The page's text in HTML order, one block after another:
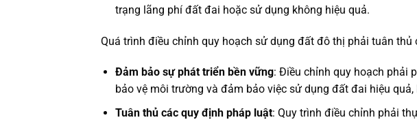
trạng lãng phí đất đai hoặc sử dụng không hiệu quả.
Quá trình điều chỉnh quy hoạch sử dụng đất đô thị phải tuân thủ
Đảm bảo sự phát triển bền vững: Điều chỉnh quy hoạch phải
bảo vệ môi trường và đảm bảo việc sử dụng đất đai hiệu quả,
Tuân thủ các quy định pháp luật: Quy trình điều chỉnh phải